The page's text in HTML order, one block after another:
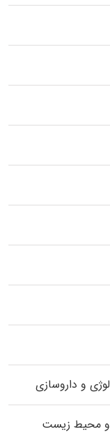
و داروسازی
و محیط زیست